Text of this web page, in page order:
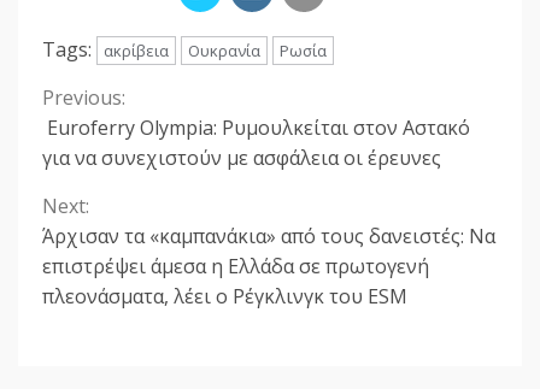
Tags: ακρίβεια Ουκρανία Ρωσία
Continue
Reading
Previous:
Euroferry Olympia: Ρυμουλκείται στον Αστακό
για να συνεχιστούν με ασφάλεια οι έρευνες
Next:
Άρχισαν τα «καμπανάκια» από τους δανειστές: Να
επιστρέψει άμεσα η Ελλάδα σε πρωτογενή
πλεονάσματα, λέει ο Ρέγκλινγκ του ESM